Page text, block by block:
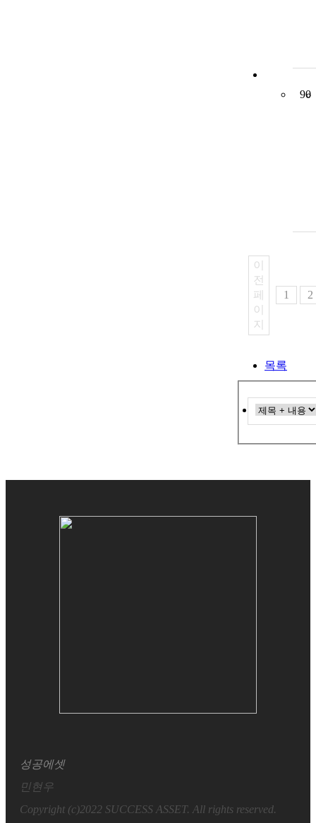
90
이
전
페
이
지
1 2
목록
성공에셋
민현우
Copyright (c)2022 SUCCESS ASSET. All rights reserved.